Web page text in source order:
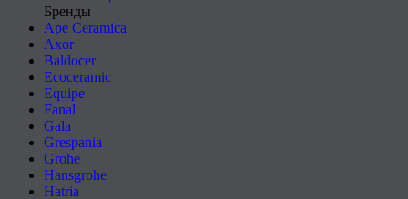
Бренды
Ape Ceramica
Axor
Baldocer
Ecoceramic
Equipe
Fanal
Gala
Grespania
Grohe
Hansgrohe
Hatria